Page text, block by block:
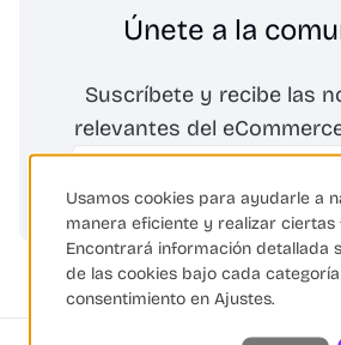
Únete a la
Suscríbete y recibe las
relevantes del
Email
Usamos cookies para ayudarle a
manera eficiente y realizar ciertas
Encontrará información detallada
de las cookies bajo cada
consentimiento en Ajustes.